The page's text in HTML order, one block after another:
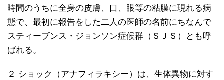
時間のうちに全身の皮膚、口、眼等の粘膜に現れる病
態で、最初に報告をした二人の医師の名前にちなんで
スティーブンス・ジョンソン症候群（ＳＪＳ）とも呼
ばれる。
２ ショック（アナフィラキシー）は、生体異物に対す